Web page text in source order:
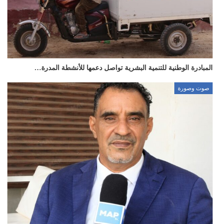
المبادرة الوطنية للتنمية البشرية تواصل دعمها للأنشطة المدرة…
صوت وصورة